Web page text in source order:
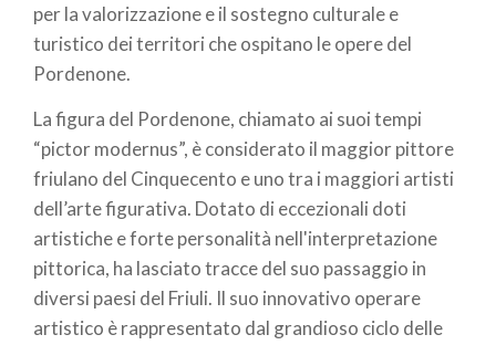
per la valorizzazione e il sostegno culturale e
turistico dei territori che ospitano le opere del
Pordenone.
La figura del Pordenone, chiamato ai suoi tempi
“pictor modernus”, è considerato il maggior pittore
friulano del Cinquecento e uno tra i maggiori artisti
dell’arte figurativa. Dotato di eccezionali doti
artistiche e forte personalità nell'interpretazione
pittorica, ha lasciato tracce del suo passaggio in
diversi paesi del Friuli. Il suo innovativo operare
artistico è rappresentato dal grandioso ciclo delle